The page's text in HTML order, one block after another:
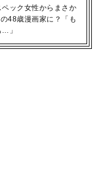
ペック女性からまさか
48歳漫画家に？「も
」